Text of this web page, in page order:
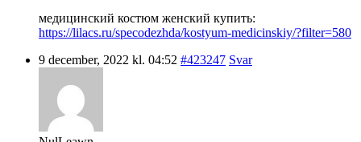
медицинский костюм женский купить:
https://lilacs.ru/specodezhda/kostyum-medicinskiy/?filter=580
9 december, 2022 kl. 04:52 #423247 Svar